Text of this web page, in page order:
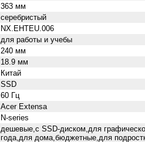
363 мм
серебристый
NX.EHTEU.006
для работы и учебы
240 мм
18.9 мм
Китай
SSD
60 Гц
Acer Extensa
N-series
дешевые,с SSD-диском,для
года,для дома,бюджетные,для